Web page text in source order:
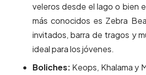
veleros desde el lago o bien
más conocidos es Zebra
invitados, barra de tragos y
ideal para los jóvenes.
Boliches: Keops, Khalama y